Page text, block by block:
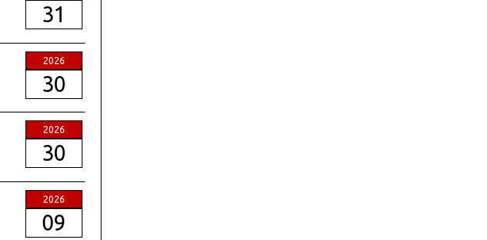
31
2026
30
2026
30
2026
09